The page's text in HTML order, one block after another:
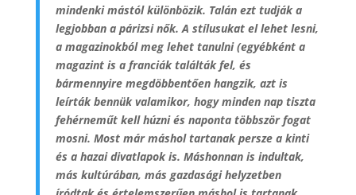
mindenki mástól különbözik. Talán ezt tudják a
legjobban a párizsi nők. A stílusukat el lehet lesni,
a magazinokból meg lehet tanulni (egyébként a
magazint is a franciák találták fel, és
bármennyire megdöbbentően hangzik, azt is
leírták bennük valamikor, hogy minden nap tiszta
fehérneműt kell húzni és naponta többször fogat
mosni. Most már máshol tartanak persze a kinti
és a hazai divatlapok is. Máshonnan is indultak,
más kultúrában, más gazdasági helyzetben